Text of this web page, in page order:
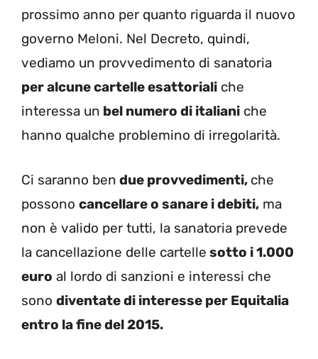
prossimo anno per quanto riguarda il nuovo
governo Meloni. Nel Decreto, quindi,
vediamo un provvedimento di sanatoria
per alcune cartelle esattoriali che
interessa un bel numero di italiani che
hanno qualche problemino di irregolarità.
Ci saranno ben due provvedimenti, che
possono cancellare o sanare i debiti, ma
non è valido per tutti, la sanatoria prevede
la cancellazione delle cartelle sotto i 1.000
euro al lordo di sanzioni e interessi che
sono diventate di interesse per Equitalia
entro la fine del 2015.